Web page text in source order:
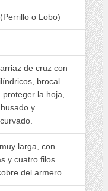
o Lobo)
de cruz con
brocal
la hoja,
y
larga, con
y cuatro filos.
del armero.